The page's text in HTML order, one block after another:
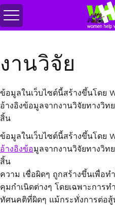
สลับ
เมนู
งานวิจัย
ข้อมูลในเว็บไซต์นี้สร้างขึ้นโดย
อ้างอิงข้อมูลจากงานวิจัยทางวิท
สิ้น
ข้อมูลในเว็บไซต์นี้สร้างขึ้นโดย
อ้างอิงข้อมูลจากงานวิจัยทางวิท
สิ้น
ความ เชื่อผิดๆ ถูกสร้างขึ้นเพื่อ
คุมกำเนิดต่างๆ โดยเฉพาะการ
ทัศนคติที่ผิดๆ แม้กระทั่งการต่อสู้